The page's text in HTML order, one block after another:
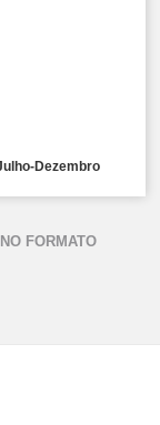
Dezembro
FORMATO